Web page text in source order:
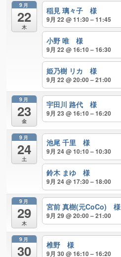
9月
22
木
稲見 璃々子 様
9月 22 @ 11:30 – 11:45
小野 唯 様
9月 22 @ 16:10 – 16:30
姫乃樹 リカ 様
9月 22 @ 20:00 – 21:00
9月
23
金
宇田川 路代 様
9月 23 @ 16:10 – 16:20
9月
24
土
池尾 千里 様
9月 24 @ 10:10 – 10:30
鈴木 まゆ 様
9月 24 @ 17:30 – 18:00
9月
29
木
宮前 真樹(元CoCo) 様
9月 29 @ 20:00 – 21:00
9月
30 椎野 様
9月 30 @ 16:10 – 16:20